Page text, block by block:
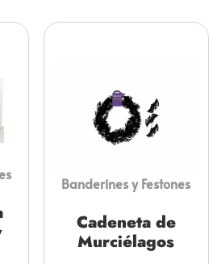
Banderines y Festones
Cadeneta de
Murciélagos